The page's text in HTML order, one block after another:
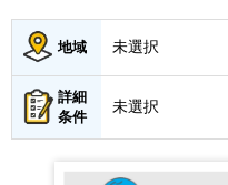
地域 未選択
詳細
条件
未選択